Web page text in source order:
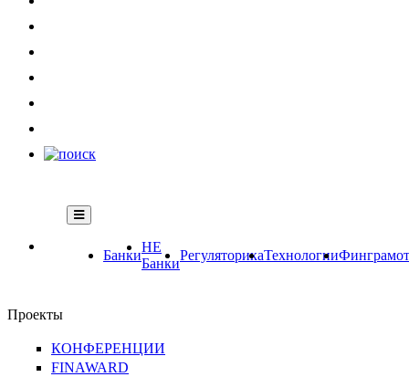
Банки
НЕ
Банки
РегуляторикаТехнологии
Проекты
КОНФЕРЕНЦИИ
FINAWARD